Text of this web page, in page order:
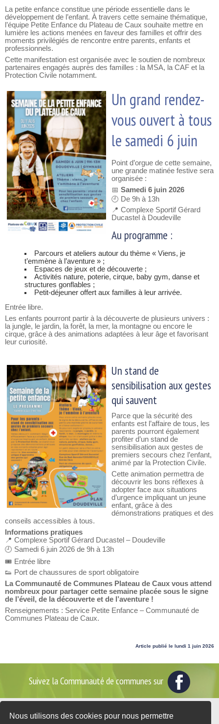
Nous utilisons des cookies pour nous permettre
La petite enfance constitue une période essentielle dans le
développement de l’enfant. À travers cette semaine thématique,
l’équipe Petite Enfance du Plateau de Caux souhaite mettre en
lumière les actions menées en faveur des familles et offrir des
moments privilégiés de rencontre entre parents, enfants et
professionnels.
Cette manifestation est organisée avec le soutien de nombreux
partenaires engagés auprès des familles : la MSA, la CAF et la
Protection Civile notamment.
Un grand rendez-
vous ouvert à tous
le samedi 6 juin
Point d’orgue de cette semaine,
une grande matinée festive sera
organisée :
📅 Samedi 6 juin 2026
🕘 De 9h à 13h
📍 Complexe Sportif Gérard
Ducastel à Doudeville
Au programme :
Parcours et ateliers autour du thème « Viens, je
t’emmène à l’aventure » ;
Espaces de jeux et de découverte ;
Activités nature, poterie, cirque, baby gym, danse et
structures gonflables ;
Petit-déjeuner offert aux familles à leur arrivée.
Entrée libre.
Les enfants pourront partir à la découverte de plusieurs univers :
la jungle, le jardin, la forêt, la mer, la montagne ou encore le
cirque, grâce à des animations adaptées à leur âge et favorisant
leur curiosité.
Un stand de
sensibilisation aux gestes
qui sauvent
Parce que la sécurité des
enfants est l’affaire de tous, les
parents pourront également
profiter d’un stand de
sensibilisation aux gestes de
premiers secours chez l’enfant,
animé par la Protection Civile.
Cette animation permettra de
découvrir les bons réflexes à
adopter face aux situations
d’urgence impliquant un jeune
enfant, grâce à des
démonstrations pratiques et des
conseils accessibles à tous.
Informations pratiques
📍 Complexe Sportif Gérard Ducastel – Doudeville
🕘 Samedi 6 juin 2026 de 9h à 13h
🎟️ Entrée libre
👟 Port de chaussures de sport obligatoire
La Communauté de Communes Plateau de Caux vous attend
nombreux pour partager cette semaine placée sous le signe
de l’éveil, de la découverte et de l’aventure !
Renseignements : Service Petite Enfance – Communauté de
Communes Plateau de Caux.
Article publié le lundi 1 juin 2026
Suivez la Communauté de communes sur
2 place du Général de Gaulle - BP35